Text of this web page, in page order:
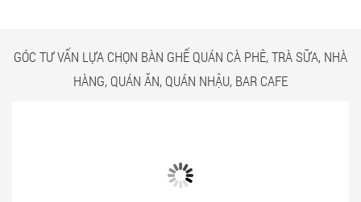
GÓC TƯ VẤN LỰA CHỌN BÀN GHẾ QUÁN CÀ PHÊ, TRÀ SỮA, NHÀ
HÀNG, QUÁN ĂN, QUÁN NHẬU, BAR CAFE